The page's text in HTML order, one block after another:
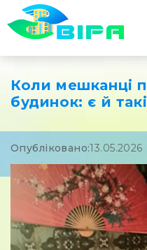
Коли мешканці
будинок: є й
Опубліковано:13.05.2026